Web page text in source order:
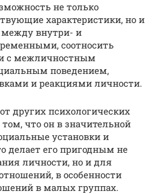
не только
характеристики, но и
между внутри- и
соотносить
с межличностным
поведением,
и реакциями личности.
других психологических
что он в значительной
установки и
делает его пригодным не
личности, но и для
в особенности
в малых группах.